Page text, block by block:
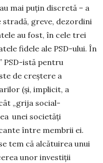
mai puțin discretă – a
greve, dezordini
au fost, în cele trei
fidele ale PSD-ului. În
PSD-istă pentru
de creștere a
(și, implicit, a
„grija social-
unei socie­tăți
între membrii ei.
tem că alcătuirea unui
unor investiții